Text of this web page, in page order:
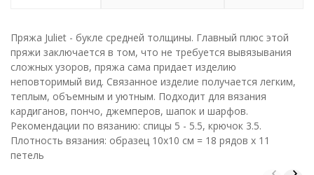
Пряжа Juliet - букле средней толщины. Главный плюс этой
пряжи заключается в том, что не требуется вывязывания
сложных узоров, пряжа сама придает изделию
неповторимый вид. Связанное изделие получается легким,
теплым, объемным и уютным. Подходит для вязания
кардиганов, пончо, джемперов, шапок и шарфов.
Рекомендации по вязанию: спицы 5 - 5.5, крючок 3.5.
Плотность вязания: образец 10х10 см = 18 рядов х 11
петель